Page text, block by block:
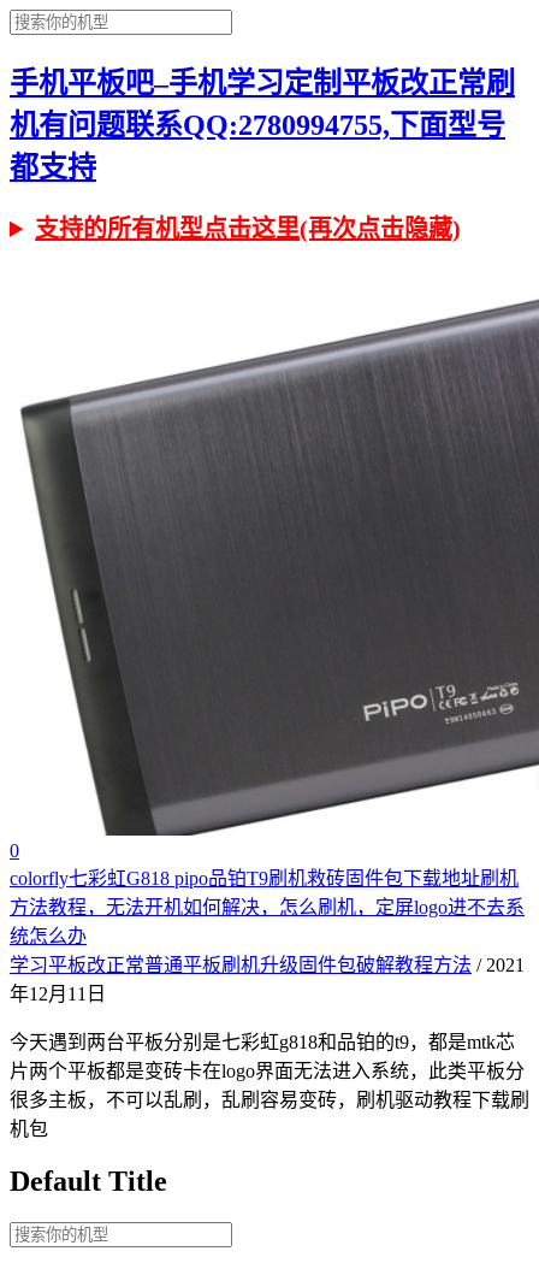
手机平板吧–手机学习定制平板改正常刷
机有问题联系QQ:2780994755,下面型号
都支持
支持的所有机型点击这里(再次点击隐藏)
0
colorfly七彩虹G818 pipo品铂T9刷机救砖固件包下载地址刷机
方法教程，无法开机如何解决，怎么刷机，定屏logo进不去系
统怎么办
学习平板改正常普通平板刷机升级固件包破解教程方法 / 2021
年12月11日
今天遇到两台平板分别是七彩虹g818和品铂的t9，都是mtk芯
片两个平板都是变砖卡在logo界面无法进入系统，此类平板分
很多主板，不可以乱刷，乱刷容易变砖，刷机驱动教程下载刷
机包
Default Title